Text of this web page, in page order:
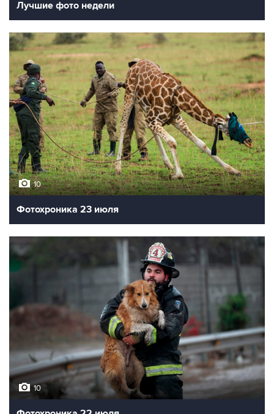
Лучшие фото недели
10
Фотохроника 23 июля
10